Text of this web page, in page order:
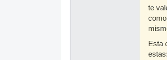
te
Esta
estas: